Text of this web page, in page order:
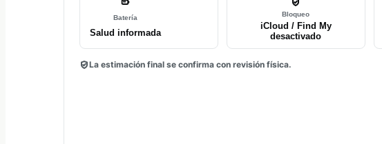
Batería
Salud informada
Bloqueo
iCloud / Find My
desactivado
La estimación final se confirma con revisión física.